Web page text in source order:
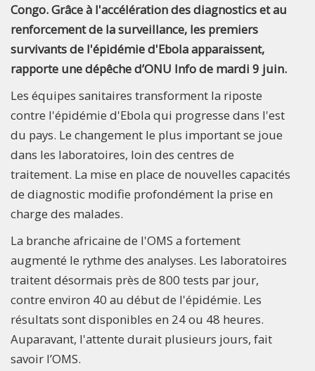
Congo. Grâce à l'accélération des diagnostics et au
renforcement de la surveillance, les premiers
survivants de l'épidémie d'Ebola apparaissent,
rapporte une dépêche d’ONU Info de mardi 9 juin.
Les équipes sanitaires transforment la riposte
contre l'épidémie d'Ebola qui progresse dans l'est
du pays. Le changement le plus important se joue
dans les laboratoires, loin des centres de
traitement. La mise en place de nouvelles capacités
de diagnostic modifie profondément la prise en
charge des malades.
La branche africaine de l'OMS a fortement
augmenté le rythme des analyses. Les laboratoires
traitent désormais près de 800 tests par jour,
contre environ 40 au début de l'épidémie. Les
résultats sont disponibles en 24 ou 48 heures.
Auparavant, l'attente durait plusieurs jours, fait
savoir l’OMS.